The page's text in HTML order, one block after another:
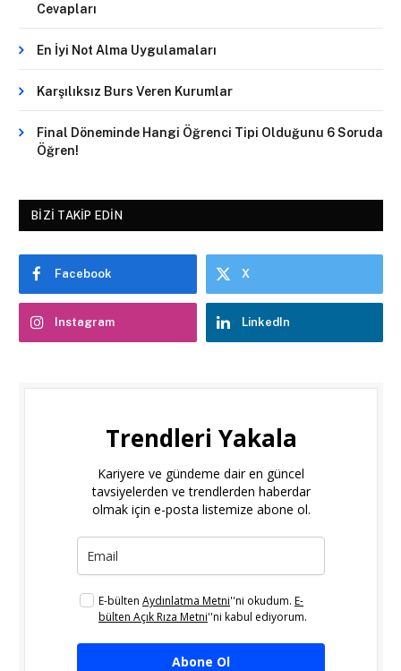
Cevapları
En İyi Not Alma Uygulamaları
Karşılıksız Burs Veren Kurumlar
Final Döneminde Hangi Öğrenci Tipi Olduğunu 6 Soruda
Öğren!
BIZI TAKIP EDIN
Facebook X
Instagram LinkedIn
Trendleri Yakala
Kariyere ve gündeme dair en güncel
tavsiyelerden ve trendlerden haberdar
olmak için e-posta listemize abone ol.
E-bülten Aydınlatma Metni''ni okudum. E-
bülten Açık Rıza Metni''ni kabul ediyorum.
Abone Ol